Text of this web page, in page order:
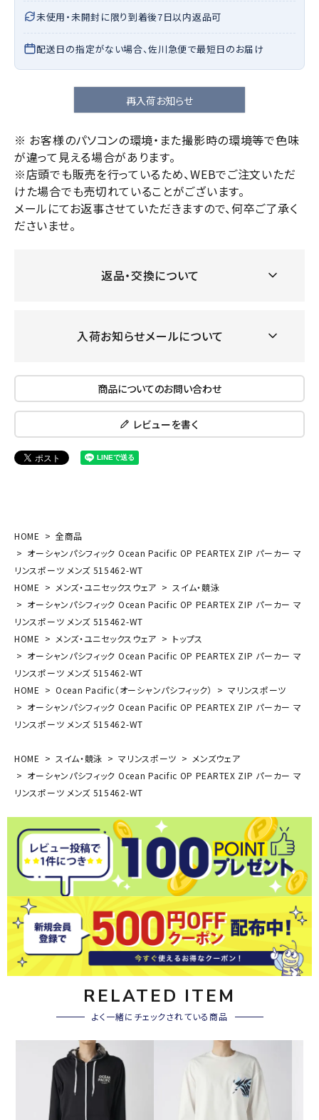
未使用・未開封に限り到着後7日以内返品可
配送日の指定がない場合、佐川急便で最短日のお届け
再入荷お知らせ
※ お客様のパソコンの環境・また撮影時の環境等で色味
が違って見える場合があります。
※店頭でも販売を行っているため、WEBでご注文いただ
けた場合でも売切れていることがございます。
メールにてお返事させていただきますので、何卒ご了承く
ださいませ。
返品・交換について
入荷お知らせメールについて
商品についてのお問い合わせ
レビューを書く
HOME
全商品
オーシャンパシフィック Ocean Pacific OP PEARTEX ZIP パーカー マ
リンスポーツ メンズ 515462-WT
HOME
メンズ・ユニセックスウェア
スイム・競泳
オーシャンパシフィック Ocean Pacific OP PEARTEX ZIP パーカー マ
リンスポーツ メンズ 515462-WT
HOME
メンズ・ユニセックスウェア
トップス
オーシャンパシフィック Ocean Pacific OP PEARTEX ZIP パーカー マ
リンスポーツ メンズ 515462-WT
HOME
Ocean Pacific（オーシャンパシフィック）
マリンスポーツ
オーシャンパシフィック Ocean Pacific OP PEARTEX ZIP パーカー マ
リンスポーツ メンズ 515462-WT
HOME スイム・競泳 マリンスポーツ
メンズウェア
オーシャンパシフィック Ocean Pacific OP PEARTEX ZIP パーカー マ
リンスポーツ メンズ 515462-WT
RELATED ITEM
よく一緒にチェックされている商品